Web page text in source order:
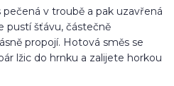
v troubě a pak uzavřená
pustí šťávu, částečně
propojí. Hotová směs se
lžic do hrnku a zalijete horkou